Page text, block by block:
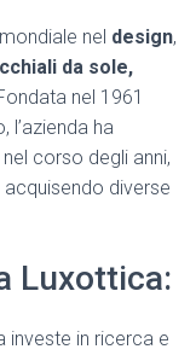
N
nel design,
da sole,
nel 1961
l’azienda ha
corso degli anni,
diverse
Luxottica:
investe in ricerca e